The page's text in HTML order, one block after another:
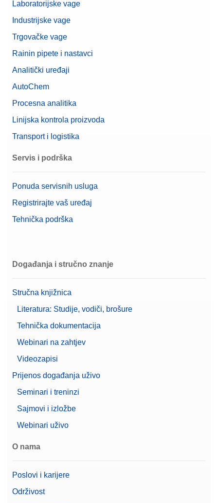
Laboratorijske vage
Industrijske vage
Trgovačke vage
Rainin pipete i nastavci
Analitički uređaji
AutoChem
Procesna analitika
Linijska kontrola proizvoda
Transport i logistika
Servis i podrška
Ponuda servisnih usluga
Registrirajte vaš uređaj
Tehnička podrška
Događanja i stručno znanje
Stručna knjižnica
Literatura: Studije, vodiči, brošure
Tehnička dokumentacija
Webinari na zahtjev
Videozapisi
Prijenos događanja uživo
Seminari i treninzi
Sajmovi i izložbe
Webinari uživo
O nama
Poslovi i karijere
Održivost